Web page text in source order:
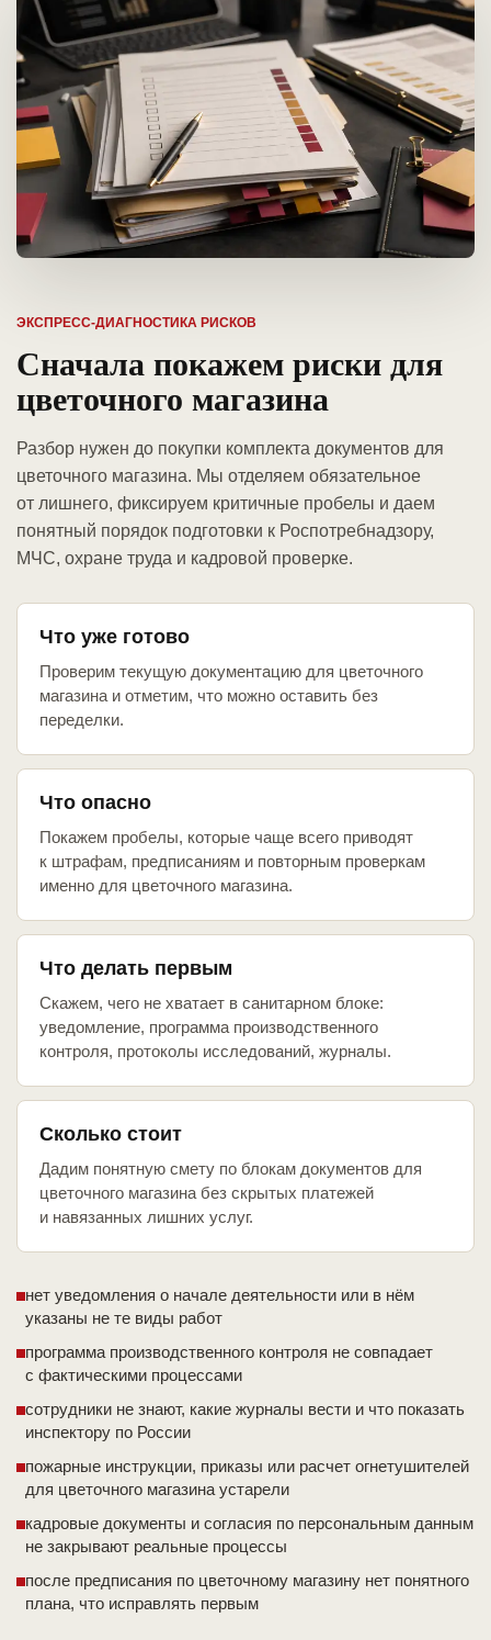
ЭКСПРЕСС-ДИАГНОСТИКА РИСКОВ
Сначала покажем риски для
цветочного магазина
Разбор нужен до покупки комплекта документов для
цветочного магазина. Мы отделяем обязательное
от лишнего, фиксируем критичные пробелы и даем
понятный порядок подготовки к Роспотребнадзору,
МЧС, охране труда и кадровой проверке.
Что уже готово
Проверим текущую документацию для цветочного
магазина и отметим, что можно оставить без
переделки.
Что опасно
Покажем пробелы, которые чаще всего приводят
к штрафам, предписаниям и повторным проверкам
именно для цветочного магазина.
Что делать первым
Скажем, чего не хватает в санитарном блоке:
уведомление, программа производственного
контроля, протоколы исследований, журналы.
Сколько стоит
Дадим понятную смету по блокам документов для
цветочного магазина без скрытых платежей
и навязанных лишних услуг.
нет уведомления о начале деятельности или в нём
указаны не те виды работ
программа производственного контроля не совпадает
с фактическими процессами
сотрудники не знают, какие журналы вести и что показать
инспектору по России
пожарные инструкции, приказы или расчет огнетушителей
для цветочного магазина устарели
кадровые документы и согласия по персональным данным
не закрывают реальные процессы
после предписания по цветочному магазину нет понятного
плана, что исправлять первым